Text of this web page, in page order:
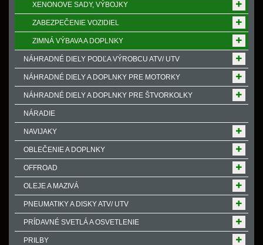
XENONOVE SADY, VÝBOJKY
ZABEZPEČENIE VOZIDIEL
ZIMNÁ VÝBAVA A DOPLNKY
NÁHRADNÉ DIELY PODĽA VÝROBCU ATV/ UTV
NÁHRADNÉ DIELY A DOPLNKY PRE MOTORKY
NÁHRADNÉ DIELY A DOPLNKY PRE ŠTVORKOLKY
NÁRADIE
NAVIJAKY
OBLEČENIE A DOPLNKY
OFFROAD
OLEJE A MAZIVÁ
PNEUMATIKY A DISKY ATV/ UTV
PRÍDAVNÉ SVETLÁ A OSVETLENIE
PRILBY